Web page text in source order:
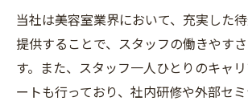
当社は美容室業界において、充実した
提供することで、スタッフの働きやす
す。また、スタッフ一人ひとりのキャ
ートも行っており、社内研修や外部セ